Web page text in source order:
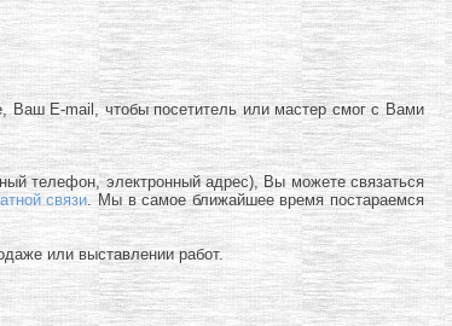
Ваш E-mail, чтобы посетитель или мастер смог с Вами
телефон, электронный адрес), Вы можете связаться
связи. Мы в самое ближайшее время постараемся
или выставлении работ.